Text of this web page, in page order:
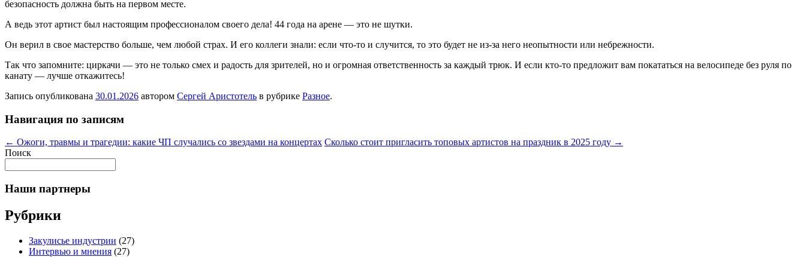
безопасность должна быть на первом месте.
А ведь этот артист был настоящим профессионалом своего дела! 44 года на арене — это не шутки.
Он верил в свое мастерство больше, чем любой страх. И его коллеги знали: если что-то и случится, то это будет не из-за него неопытности или небрежности.
Так что запомните: циркачи — это не только смех и радость для зрителей, но и огромная ответственность за каждый трюк. И если кто-то предложит вам покататься на велосипеде без руля по
канату — лучше откажитесь!
Запись опубликована 30.01.2026 автором Сергей Аристотель в рубрике Разное.
Навигация по записям
← Ожоги, травмы и трагедии: какие ЧП случались со звездами на концертах Сколько стоит пригласить топовых артистов на праздник в 2025 году →
Поиск
Наши партнеры
Рубрики
Закулисье индустрии (27)
Интервью и мнения (27)